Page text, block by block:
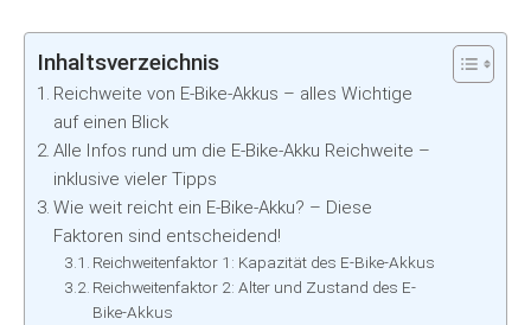
Inhaltsverzeichnis
Reichweite von E-Bike-Akkus – alles Wichtige
auf einen Blick
Alle Infos rund um die E-Bike-Akku Reichweite –
inklusive vieler Tipps
Wie weit reicht ein E-Bike-Akku? – Diese
Faktoren sind entscheidend!
Reichweitenfaktor 1: Kapazität des E-Bike-Akkus
Reichweitenfaktor 2: Alter und Zustand des E-
Bike-Akkus